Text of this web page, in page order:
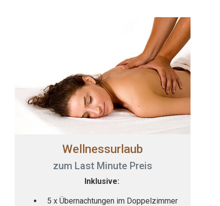
Wellnessurlaub
zum Last Minute Preis
Inklusive:
5 x Übernachtungen im Doppelzimmer